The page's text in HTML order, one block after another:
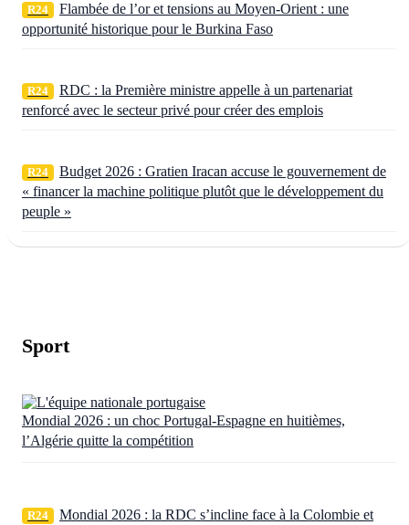
R24
Flambée de l’or et tensions au Moyen-Orient : une
opportunité historique pour le Burkina Faso
R24
RDC : la Première ministre appelle à un partenariat
renforcé avec le secteur privé pour créer des emplois
R24
Budget 2026 : Gratien Iracan accuse le gouvernement de
« financer la machine politique plutôt que le développement du
peuple »
Sport
Mondial 2026 : un choc Portugal-Espagne en huitièmes,
l’Algérie quitte la compétition
R24
Mondial 2026 : la RDC s’incline face à la Colombie et